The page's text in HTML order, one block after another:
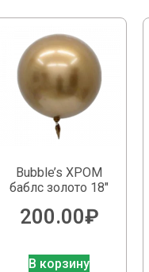
Bubble’s ХРОМ
баблс золото 18″
200.00₽
В корзину